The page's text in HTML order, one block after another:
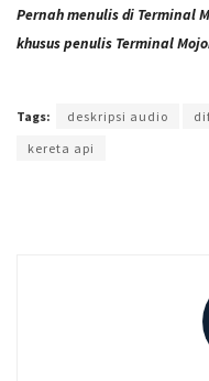
Pernah menulis di Terminal
khusus penulis Terminal
Tags: deskripsi audio
kereta api